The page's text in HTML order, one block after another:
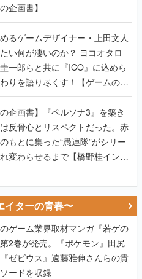
企画書】
るゲームデザイナー・上田文人
い何が凄いのか？ ヨコオタロ
一郎らと共に『ICO』に込めら
りを語り尽くす！【ゲームの企
の企画書】『ペルソナ3』を築き
は反骨心とリスペクトだった。赤
もとに集った“愚連隊”がシリー
変わらせるまで【橋野桂インタ
イターの青春〜
ゲーム業界取材マンガ『若ゲの
2巻が発売。『ポケモン』田尻
ゼビウス』遠藤雅伸さんらの貴
ードを収録